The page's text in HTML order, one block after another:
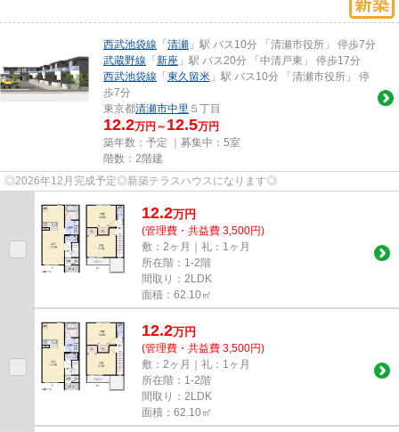
西武池袋線 「 清瀬 」駅 バス10分 「清瀬市役所」 停歩7分
武蔵野線 「 新座 」駅 バス20分 「中清戸東」 停歩17分
西武池袋線 「 東久留米 」駅 バス10分 「清瀬市役所」 停
歩7分
東京都清瀬市中里 ５丁目
12.2万円～ 12.5万円
築年数：予定 ｜募集中： 5室
階数：2階建
◎2026年12月完成予定◎新築テラスハウスになります◎
12.2万円
(管理費・共益費 3,500円)
敷：2ヶ月｜礼：1ヶ月
所在階：1-2階
間取り：2LDK
面積：62.10㎡
12.2万円
(管理費・共益費 3,500円)
敷：2ヶ月｜礼：1ヶ月
所在階：1-2階
間取り：2LDK
面積：62.10㎡